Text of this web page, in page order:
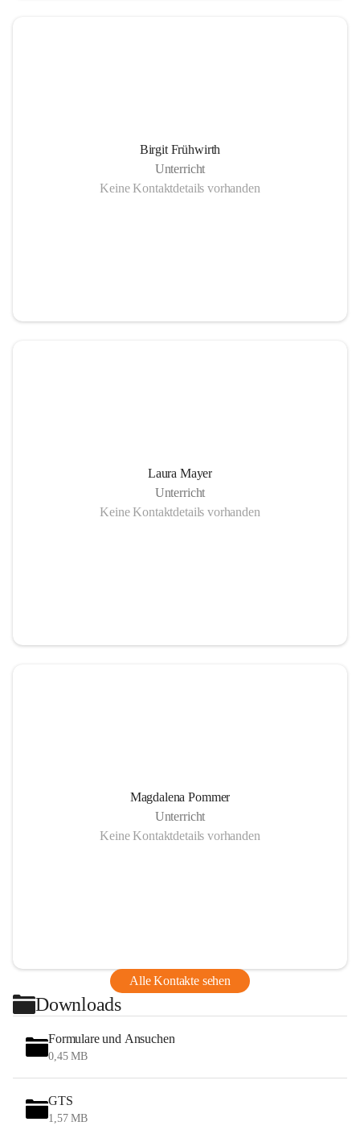
Birgit Frühwirth
Unterricht
Keine Kontaktdetails vorhanden
Laura Mayer
Unterricht
Keine Kontaktdetails vorhanden
Magdalena Pommer
Unterricht
Keine Kontaktdetails vorhanden
Alle Kontakte sehen
Downloads
Formulare und Ansuchen
0,45 MB
GTS
1,57 MB